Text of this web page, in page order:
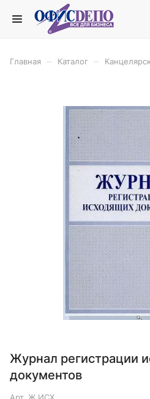
Главная Каталог
Журнал регистрации
документов